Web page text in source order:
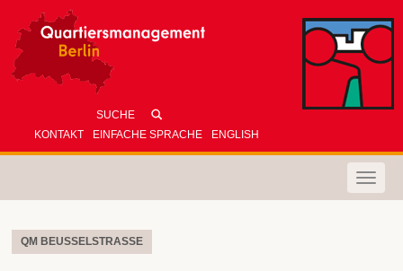
KONTAKT EINFACHE SPRACHE ENGLISH
Toggle
QM BEUSSELSTRASSE